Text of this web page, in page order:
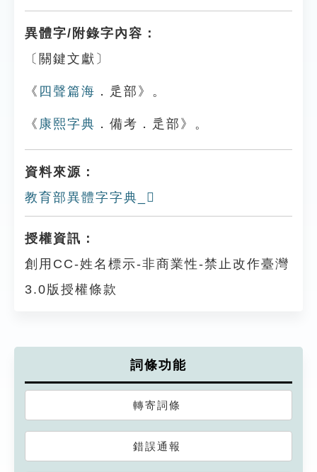
異體字/附錄字內容：
〔關鍵文獻〕
《 四聲篇海 ．辵部》。
《 康熙字典 ．備考．辵部》。
資料來源：
教育部異體字字典_𨖥
授權資訊：
創用CC-姓名標示-非商業性-禁止改作臺灣
3.0版授權條款
詞條功能
轉寄詞條
錯誤通報